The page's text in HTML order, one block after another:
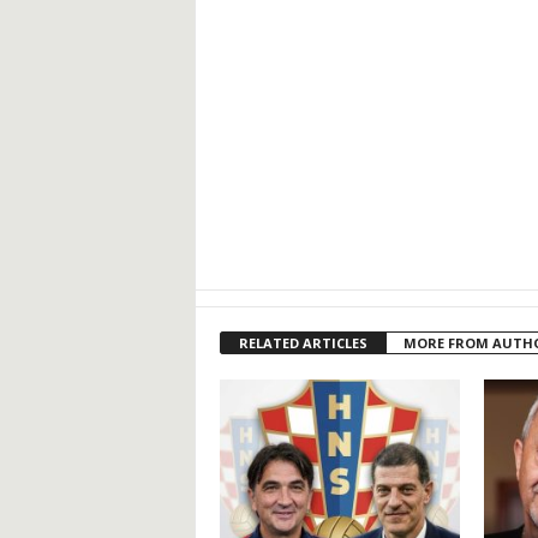
RELATED ARTICLES MORE FROM